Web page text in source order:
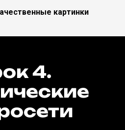
картинки
4.